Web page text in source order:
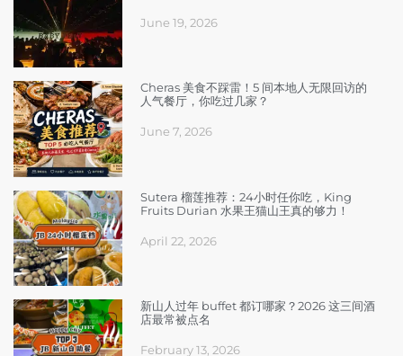
June 19, 2026
Cheras 美食不踩雷！5 间本地人无限回访的
人气餐厅，你吃过几家？
June 7, 2026
Sutera 榴莲推荐：24小时任你吃，King
Fruits Durian 水果王猫山王真的够力！
April 22, 2026
新山人过年 buffet 都订哪家？2026 这三间酒
店最常被点名
February 13, 2026